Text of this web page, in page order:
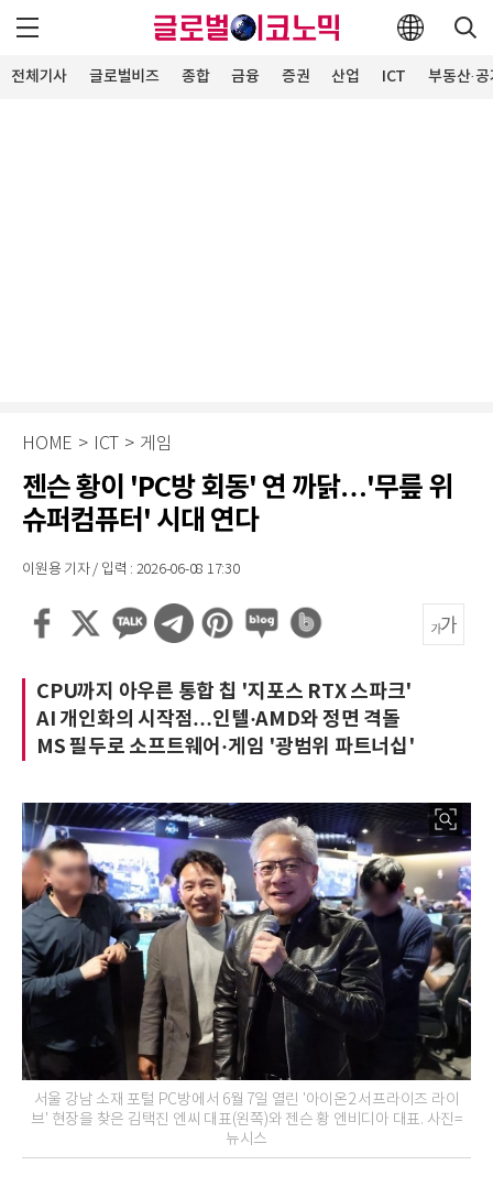
전체기사 글로벌비즈 종합 금융 증권 산업 ICT 부동산·
HOME > ICT > 게임
젠슨 황이 'PC방 회동' 연 까닭…'무릎 위
슈퍼컴퓨터' 시대 연다
이원용 기자 / 입력 : 2026-06-08 17:30
CPU까지 아우른 통합 칩 '지포스 RTX 스파크'
AI 개인화의 시작점…인텔·AMD와 정면 격돌
MS 필두로 소프트웨어·게임 '광범위 파트너십'
서울 강남 소재 포털 PC방에서 6월 7일 열린 '아이온2 서프라이즈 라이
브' 현장을 찾은 김택진 엔씨 대표(왼쪽)와 젠슨 황 엔비디아 대표. 사진=
뉴시스